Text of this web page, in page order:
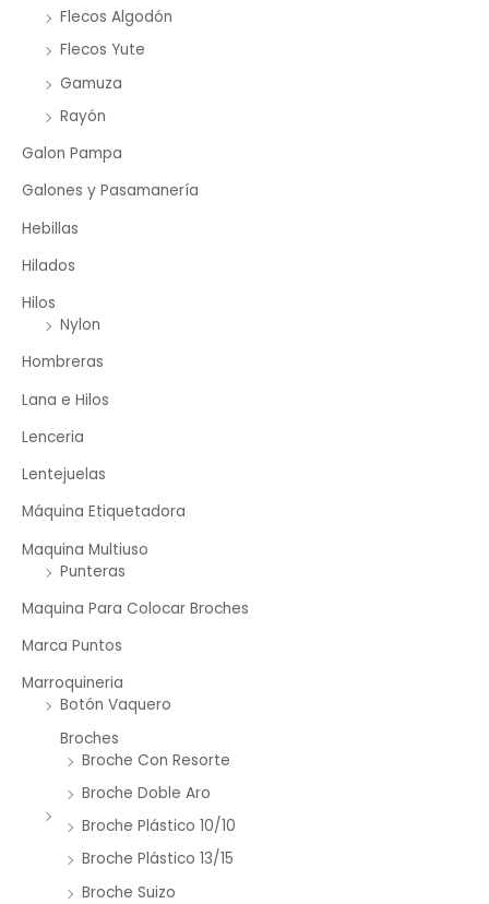
Flecos Algodón
Flecos Yute
Gamuza
Rayón
Galon Pampa
Galones y Pasamanería
Hebillas
Hilados
Hilos
Nylon
Hombreras
Lana e Hilos
Lenceria
Lentejuelas
Máquina Etiquetadora
Maquina Multiuso
Punteras
Maquina Para Colocar Broches
Marca Puntos
Marroquineria
Botón Vaquero
Broches
Broche Con Resorte
Broche Doble Aro
Broche Plástico 10/10
Broche Plástico 13/15
Broche Suizo